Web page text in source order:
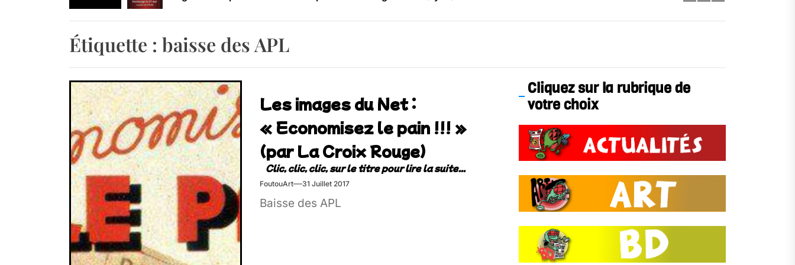
Retrouvez-nous au Bos’Tock Festival – Samedi 18 juillet (Vaulx-en-Velin)
Étiquette : baisse des APL
Les images du Net :
« Economisez le pain !!! »
(par La Croix Rouge)
FoutouArt 31 Juillet 2017
Baisse des APL
Cliquez sur la rubrique de
votre choix